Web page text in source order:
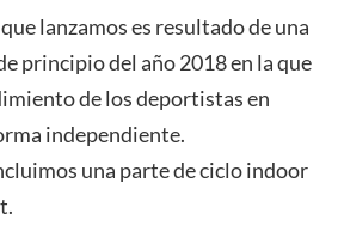
lanzamos es resultado de una
principio del año 2018 en la que
de los deportistas en
independiente.
una parte de ciclo indoor